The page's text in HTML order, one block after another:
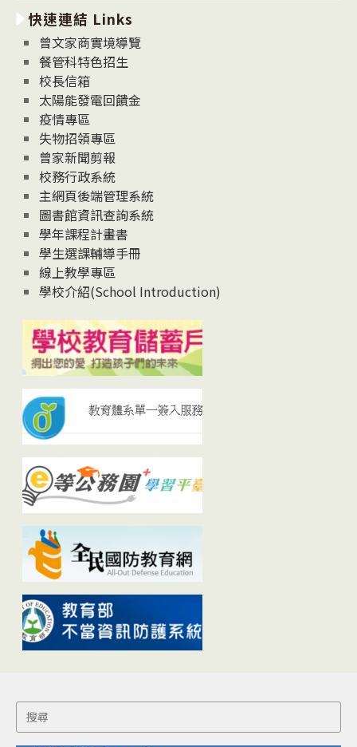
消
息
News
快速連結 Links
曾文家商實境導覽
餐管科特色招生
校長信箱
太陽能發電回饋金
疫情專區
失物招領專區
曾家新聞剪報
校務行政系統
主網頁後端管理系統
圖書館資訊查詢系統
學年課程計畫書
學生選課輔導手冊
線上教學專區
學校介紹(School Introduction)
Search
for: